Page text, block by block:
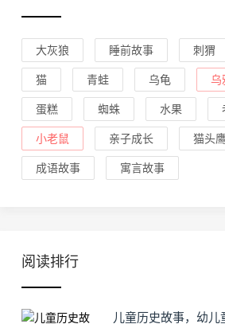
大灰狼 睡前故事 刺猬
猫 青蛙 乌龟 乌
蛋糕 蜘蛛 水果
小老鼠 亲子成长 猫头
成语故事 寓言故事
阅读排行
儿童历史故事，幼儿